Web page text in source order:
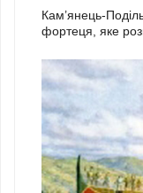
Кам’янець-
фортеця, яке